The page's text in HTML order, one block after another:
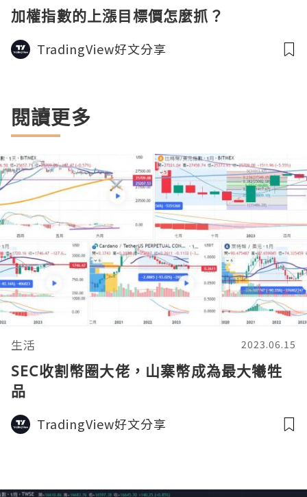
加權指數的上漲目標價怎麼抓？
TradingView好文分享
閱讀更多
生活 2023.06.15
SEC收割幣圈大佬，山寨幣成為最大犧牲
品
TradingView好文分享